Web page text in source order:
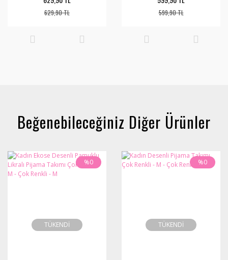
629,90 TL 599,90 TL
Beğenebileceğiniz Diğer Ürünler
%0
TÜKENDİ
%0
TÜKENDİ